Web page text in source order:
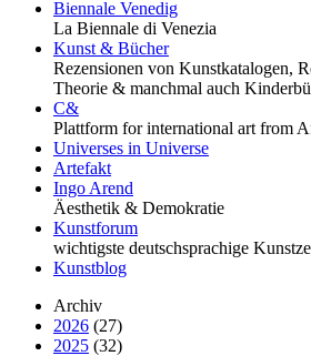
Biennale Venedig
La Biennale di Venezia
Kunst & Bücher
Rezensionen von Kunstkatalogen,
Theorie & manchmal auch
C&
Plattform for international art from
Universes in Universe
Artefakt
Ingo Arend
Äesthetik & Demokratie
Kunstforum
wichtigste deutschsprachige
Kunstblog
Archiv
2026 (27)
2025 (32)